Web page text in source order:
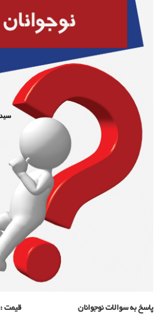
پاسخ به سوالات نوجوانان قیمت : 100000 ریال